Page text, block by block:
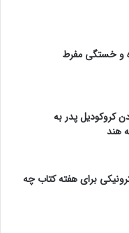
و خستگی مفرط
کروکودیل پدر به
هند
برای هفته کتاب چه